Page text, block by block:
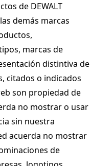
de DEWALT
demás marcas
marcas de
distintiva de
citados o indicados
son propiedad de
no mostrar o usar
sin nuestra
acuerda no mostrar
de